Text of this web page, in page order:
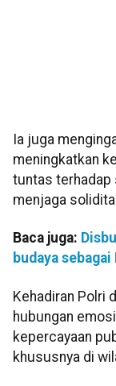
Ia juga
meningkatkan
tuntas terhadap
menjaga
Baca juga:
budaya sebagai
Kehadiran Polri
hubungan
kepercayaan
khususnya di